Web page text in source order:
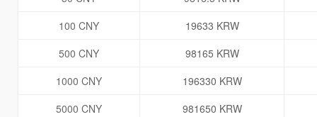
100 CNY
19633 KRW
500 CNY
98165 KRW
1000 CNY
196330 KRW
5000 CNY
981650 KRW